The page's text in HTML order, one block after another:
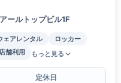
ールトップビル1F
ェアレンタル
ロッカー
舗利用 もっと見る
定休日